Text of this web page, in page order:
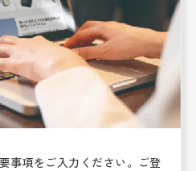
事項をご入力ください。ご登